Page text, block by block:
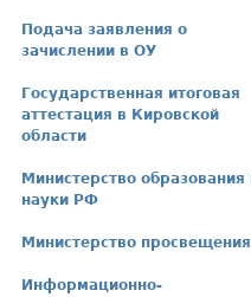
Подача заявления о
зачислении в ОУ
Государственная итоговая
аттестация в Кировской
области
Министерство образования
науки РФ
Министерство
Информационно-